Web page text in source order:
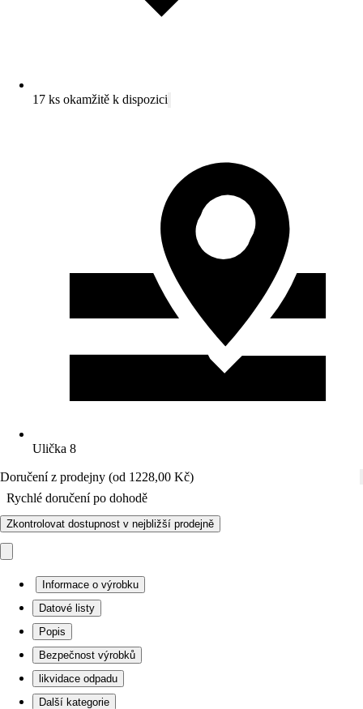
17 ks okamžitě k dispozici
Ulička 8
Doručení z prodejny (od 1228,00 Kč)
Rychlé doručení po dohodě
Zkontrolovat dostupnost v nejbližší prodejně
Informace o výrobku
Datové listy
Popis
Bezpečnost výrobků
likvidace odpadu
Další kategorie